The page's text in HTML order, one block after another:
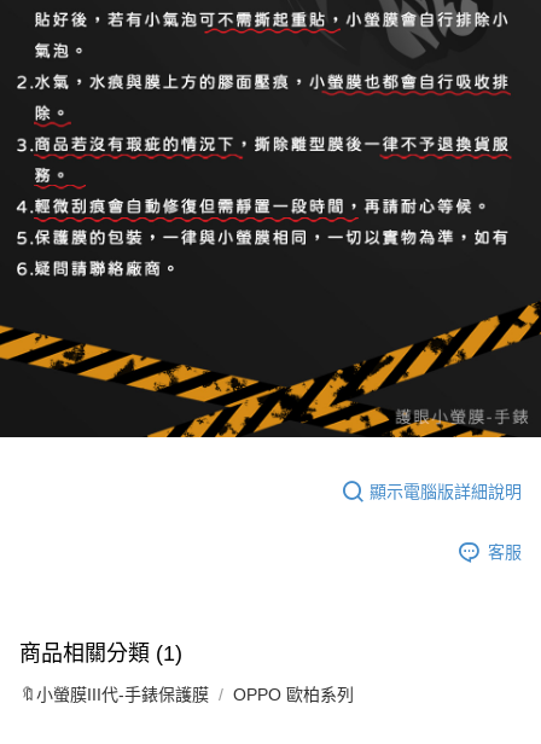
顯示電腦版詳細說明
客服
商品相關分類 (1)
🔖小螢膜III代-手錶保護膜 OPPO 歐柏系列